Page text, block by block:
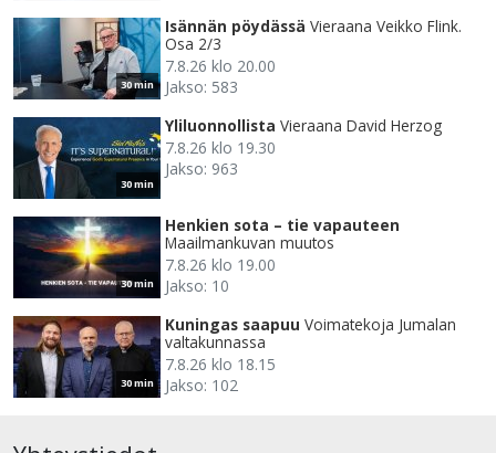
30 min
Isännän pöydässä Vieraana Veikko Flink.
Osa 2/3
7.8.26 klo 20.00
Jakso: 583
30 min
Yliluonnollista Vieraana David Herzog
7.8.26 klo 19.30
Jakso: 963
30 min
Henkien sota – tie vapauteen
Maailmankuvan muutos
7.8.26 klo 19.00
Jakso: 10
30 min
Kuningas saapuu Voimatekoja Jumalan
valtakunnassa
7.8.26 klo 18.15
Jakso: 102